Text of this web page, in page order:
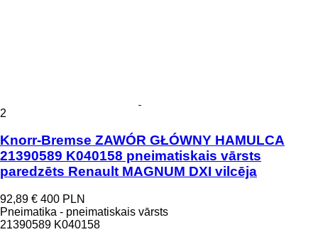
2
Knorr-Bremse ZAWÓR GŁÓWNY HAMULCA
21390589 K040158 pneimatiskais vārsts
paredzēts Renault MAGNUM DXI vilcēja
92,89 € 400 PLN
Pneimatika - pneimatiskais vārsts
21390589 K040158